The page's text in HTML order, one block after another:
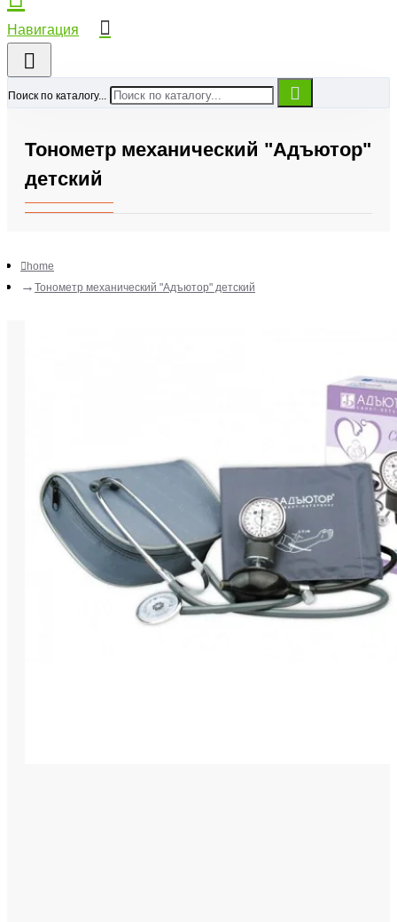
Поиск по каталогу...
Тонометр механический "Адъютор"
детский
home
Тонометр механический "Адъютор" детский